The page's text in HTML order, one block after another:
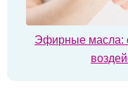
Эфирные масла: